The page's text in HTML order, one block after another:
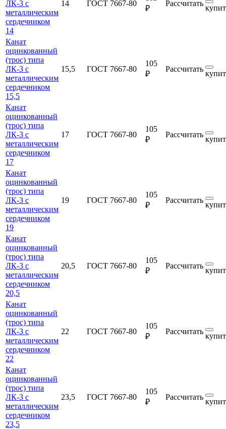
ЛК-3 с
металлическим
сердечником
14
14 ГОСТ 7667-80
₽
Рассчитать
Канат
оцинкованный
(трос) типа
ЛК-3 с
металлическим
сердечником
15,5
15,5 ГОСТ 7667-80
105
₽
Рассчитать
Канат
оцинкованный
(трос) типа
ЛК-3 с
металлическим
сердечником
17
17 ГОСТ 7667-80
105
₽
Рассчитать
Канат
оцинкованный
(трос) типа
ЛК-3 с
металлическим
сердечником
19
19 ГОСТ 7667-80
105
₽
Рассчитать
Канат
оцинкованный
(трос) типа
ЛК-3 с
металлическим
сердечником
20,5
20,5 ГОСТ 7667-80
105
₽
Рассчитать
Канат
оцинкованный
(трос) типа
ЛК-3 с
металлическим
сердечником
22
22 ГОСТ 7667-80
105
₽
Рассчитать
Канат
оцинкованный
(трос) типа
ЛК-3 с
металлическим
сердечником
23,5
23,5 ГОСТ 7667-80
105
₽
Рассчитать